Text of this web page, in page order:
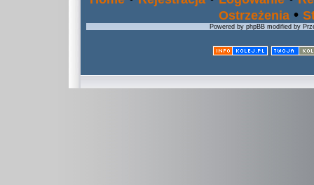
Ostrzeżenia •
Powered by phpBB modified by